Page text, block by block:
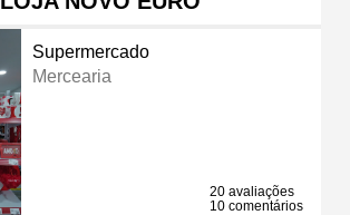
Supermercado
Mercearia
20 avaliações
10 comentários